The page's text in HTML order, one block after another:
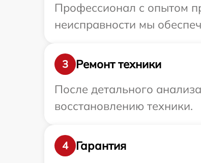
Профессионал с опытом
неисправности мы
3
Ремонт техники
После детального
восстановлению техники.
4
Гарантия